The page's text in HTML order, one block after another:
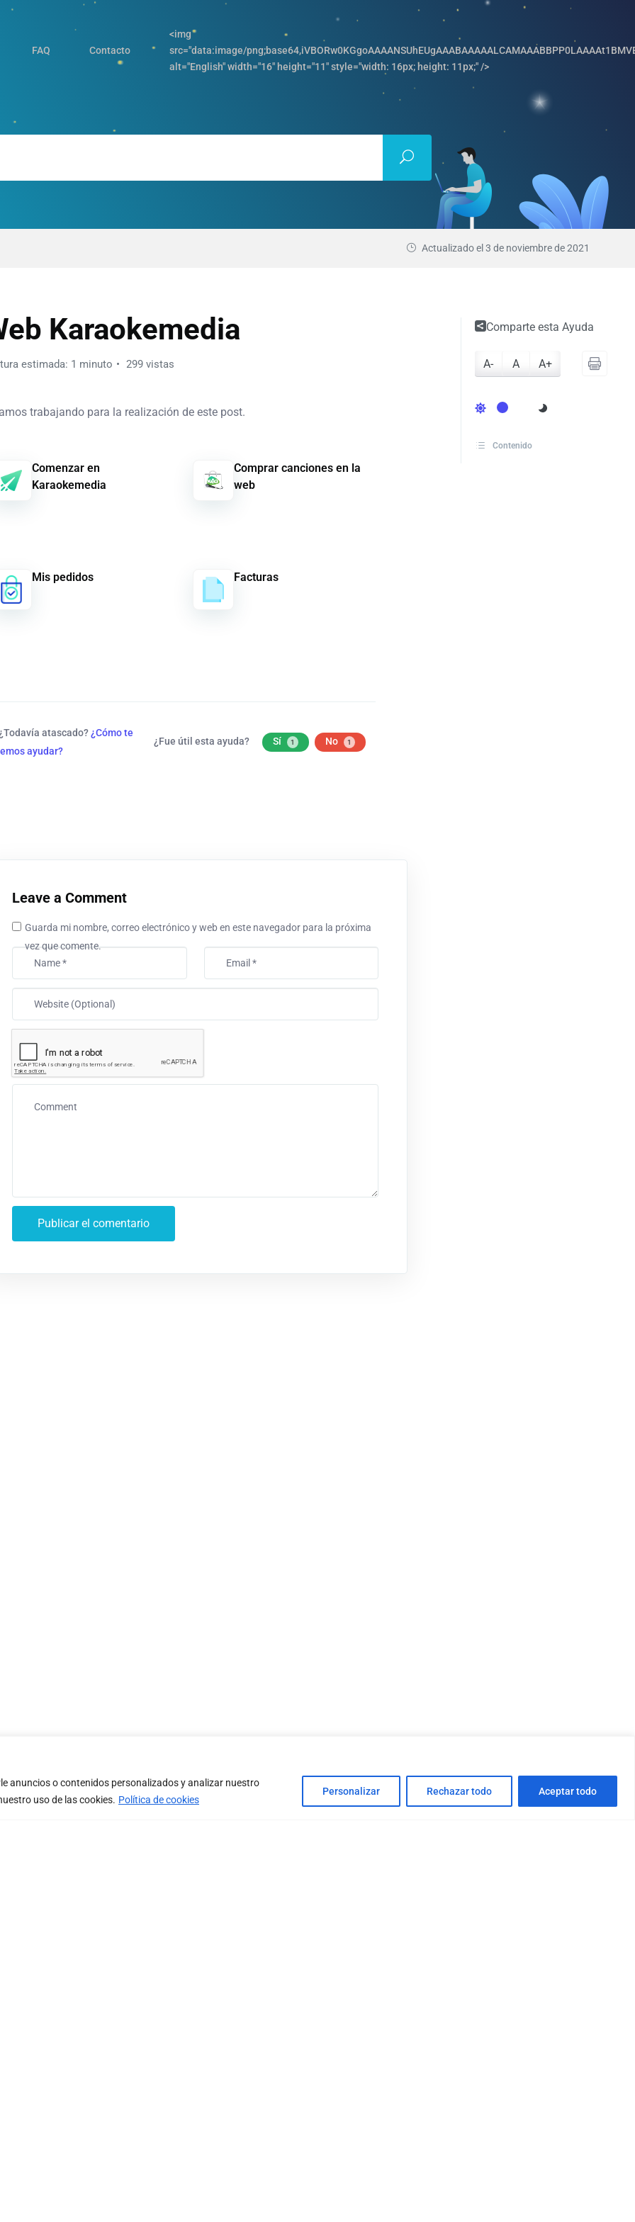
anuncios o contenidos personalizados y analizar nuestro
uso de las cookies. Política de cookies
Personalizar Rechazar todo Aceptar todo
FAQ Contacto
<img
src="data:image/
alt="English" width="16" height="11" style="width: 16px; height: 11px;" />
Actualizado el 3 de noviembre de 2021
Karaokemedia
estimada: 1 minuto 299 vistas
trabajando para la realización de este post.
Comenzar en
Karaokemedia
Comprar canciones en la
web
Mis pedidos Facturas
atascado? ¿Cómo te
ayudar?
¿Fue útil esta ayuda? Sí 1 No 1
Leave a Comment
Guarda mi nombre, correo electrónico y web en este navegador para la próxima
vez que comente.
Comparte esta Ayuda
A- A A+
Contenido